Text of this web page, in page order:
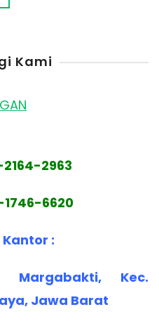
Kami
2164-2963
1746-6620
:
Margabakti, Kec.
Jawa Barat